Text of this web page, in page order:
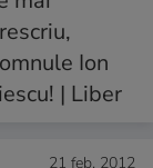
21 feb. 2012